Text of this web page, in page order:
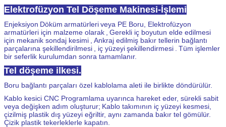
Elektrofüzyon Tel Döşeme Makinesi-İşlemi
Enjeksiyon Döküm armatürleriveya PE Boru, Elektrofüzyon
armatürleri için malzeme olarak
Gerekli iç boyutun elde edilmesi
için mekanik sondaj kesimi
Ankraj edilmiş bakır tellerin bağlantı
parçalarına şekillendirilmesi
, iç yüzeyişekillendirmesi
Tüm işlemler
bir seferlik kurulumdan sonra tamamlanır.
Tel döşeme ilkesi.
Boru bağlantı parçaları özel kablolama aleti ile birlikte döndürülür.
Kablo kesici CNC Programlama uyarınca hareket eder, sürekli sabit
veya değişken adım oluşturur; Kablo takımının iç yüzeyi kesmesi,
çizilmiş plastik dış yüzeyi eğriltir, aynı zamanda bakır tel gömülür.
Çizik plastik tekerleklerle kapatın.